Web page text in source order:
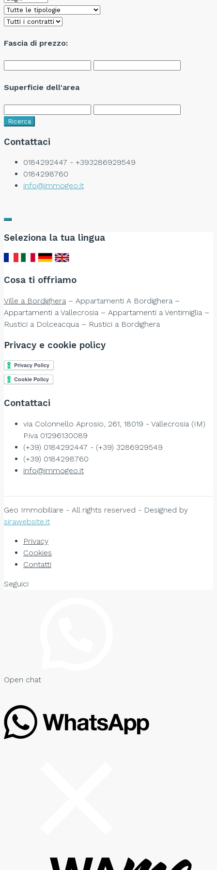
Fascia di prezzo:
Superficie dell'area
Ricerca
Contattaci
0184292447 - +393286929549
0184298760
info@immogeo.it
Seleziona la tua lingua
Cosa ti offriamo
Ville a Bordighera– Appartamenti A Bordighera –
Appartamenti a Vallecrosia – Appartamenti a Ventimiglia –
Rustici a Dolceacqua – Rustici a Bordighera
Privacy e cookie policy
Contattaci
via Colonnello Aprosio, 261, 18019 - Vallecrosia (IM)
P.iva 01296130089
(+39) 0184292447 - (+39) 3286929549
(+39) 0184298760
info@immogeo.it
Geo Immobiliare - All rights reserved - Designed by
sirawebsite.it
Privacy
Cookies
Contatti
Seguici
Open chat